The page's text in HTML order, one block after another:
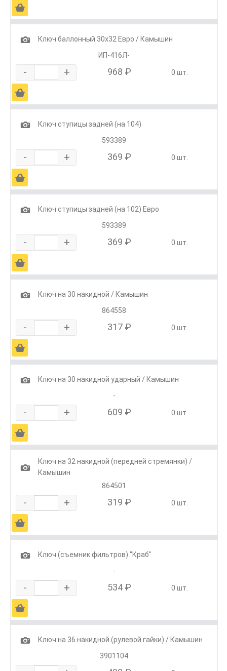
Ä
1
Ключ баллонный 30х32 Евро / Камышин
ИП-416Л-
- + 968 ₽ 0 шт.
Ä
1
Ключ ступицы задней (на 104)
593389
- + 369 ₽ 0 шт.
Ä
1
Ключ ступицы задней (на 102) Евро
593389
- + 369 ₽ 0 шт.
Ä
1
Ключ на 30 накидной / Камышин
864558
- + 317 ₽ 0 шт.
Ä
1
Ключ на 30 накидной ударный / Камышин
-
- + 609 ₽ 0 шт.
Ä
1
Ключ на 32 накидной (передней стремянки) /
Камышин
864501
- + 319 ₽ 0 шт.
Ä
1
Ключ (съемник фильтров) "Краб"
-
- + 534 ₽ 0 шт.
Ä
1
Ключ на 36 накидной (рулевой гайки) / Камышин
3901104